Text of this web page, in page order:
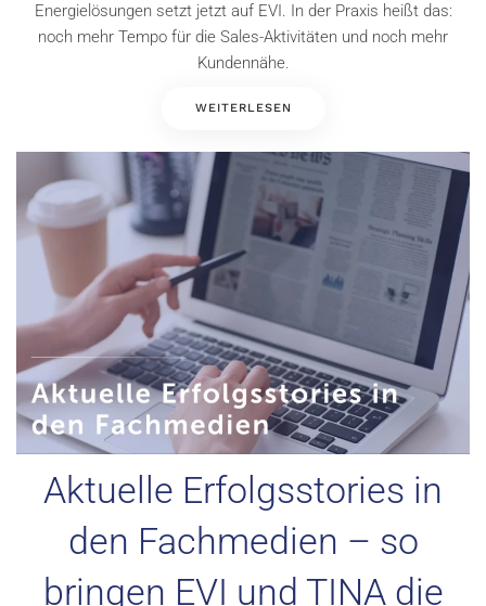
Energielösungen setzt jetzt auf EVI. In der Praxis heißt das:
noch mehr Tempo für die Sales-Aktivitäten und noch mehr
Kundennähe.
WEITERLESEN
Aktuelle Erfolgsstories in
den Fachmedien – so
bringen EVI und TINA die